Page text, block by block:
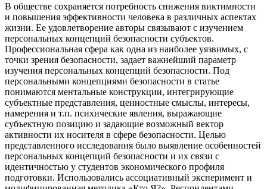
В обществе сохраняется потребность снижения виктимности
и повышения эффективности человека в различных аспектах
жизни. Ее удовлетворение авторы связывают с изучением
персональных концепций безопасности субъектов.
Профессиональная сфера как одна из наиболее уязвимых, с
точки зрения безопасности, задает важнейший параметр
изучения персональных концепций безопасности. Под
персональными концепциями безопасности в статье
понимаются ментальные конструкции, интегрирующие
субъектные представления, ценностные смыслы, интересы,
намерения и т.п. психические явления, выражающие
субъектную позицию и задающие возможный вектор
активности их носителя в сфере безопасности. Целью
представленного исследования было выявление особенностей
персональных концепций безопасности и их связи с
идентичностью у студентов экономического профиля
подготовки. Использовались ассоциативный эксперимент и